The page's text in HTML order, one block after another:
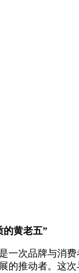
的黄老五”
次品牌与消费
的推动者。这